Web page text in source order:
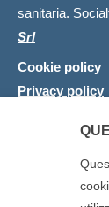
sanitaria.
Srl
Cookie policy
Privacy policy